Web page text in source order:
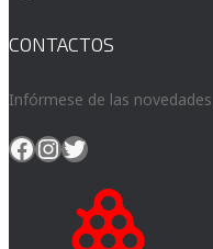
CONTACTOS
Infórmese de las
Facebook
Instagram
Twitter